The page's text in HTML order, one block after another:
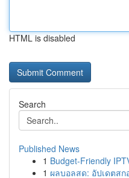
HTML is disabled
Search
Published News
1 Budget-Friendly
1 ผลบอลสด: อัปเดตส